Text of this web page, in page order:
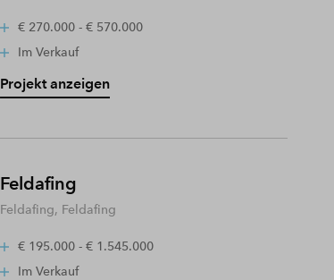
€ 270.000 - € 570.000
Im Verkauf
Projekt anzeigen
Feldafing
Feldafing, Feldafing
€ 195.000 - € 1.545.000
Im Verkauf